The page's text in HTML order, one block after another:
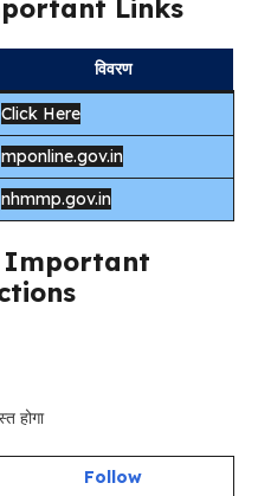
Links
विवरण
Click Here
mponline.gov.in
nhmmp.gov.in
/ Important
होगा
Follow